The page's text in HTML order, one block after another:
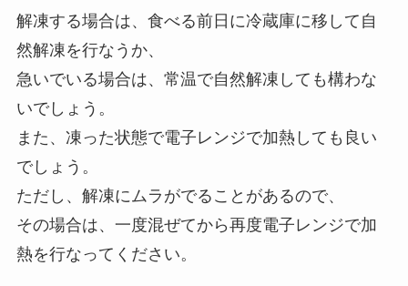
解凍する場合は、食べる前日に冷蔵庫に移して自
然解凍を行なうか、
急いでいる場合は、常温で自然解凍しても構わな
いでしょう。
また、凍った状態で電子レンジで加熱しても良い
でしょう。
ただし、解凍にムラがでることがあるので、
その場合は、一度混ぜてから再度電子レンジで加
熱を行なってください。